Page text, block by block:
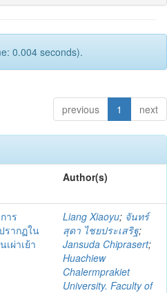
0.004 seconds).
previous 1 next
Author(s)
าร
รากฏใน
ผ่าเย้า
Liang Xiaoyu; จันทร์
สุดา ไชยประเสริฐ;
Jansuda Chiprasert;
Huachiew
Chalermprakiet
University. Faculty of